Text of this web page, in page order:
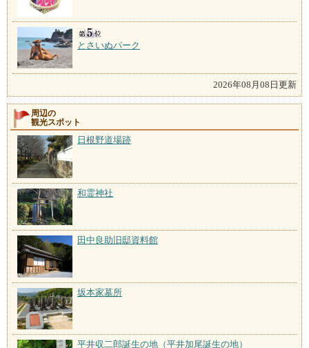
とさいぬパーク
2026年08月08日更新
周辺の
観光スポット
日根野道場跡
和霊神社
田中良助旧邸資料館
坂本家墓所
平井収二郎誕生の地（平井加尾誕生の地）